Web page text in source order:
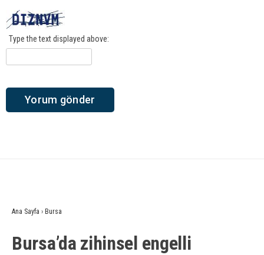
Type the text displayed above:
Ana Sayfa › Bursa
Bursa’da zihinsel engelli